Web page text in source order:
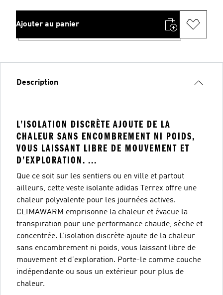
Ajouter au panier
Description
L’ISOLATION DISCRÈTE AJOUTE DE LA
CHALEUR SANS ENCOMBREMENT NI POIDS,
VOUS LAISSANT LIBRE DE MOUVEMENT ET
D’EXPLORATION. ...
Que ce soit sur les sentiers ou en ville et partout
ailleurs, cette veste isolante adidas Terrex offre une
chaleur polyvalente pour les journées actives.
CLIMAWARM emprisonne la chaleur et évacue la
transpiration pour une performance chaude, sèche et
concentrée. L’isolation discrète ajoute de la chaleur
sans encombrement ni poids, vous laissant libre de
mouvement et d’exploration. Porte-le comme couche
indépendante ou sous un extérieur pour plus de
chaleur.